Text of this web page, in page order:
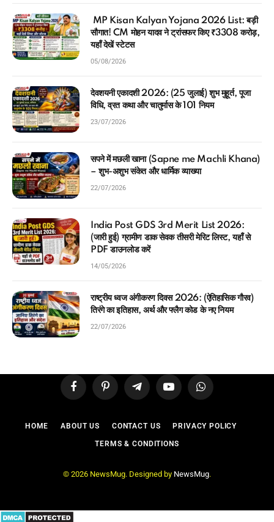
MP Kisan Kalyan Yojana 2026 List: बड़ी
सौगात! CM मोहन यादव ने ट्रांसफर किए ₹3308 करोड़,
यहाँ देखें स्टेटस
05/08/2026
देवशयनी एकादशी 2026: (25 जुलाई) शुभ मुहूर्त, पूजा
विधि, व्रत कथा और चातुर्मास के 101 नियम
23/07/2026
सपने में मछली खाना (Sapne me Machli Khana)
– शुभ-अशुभ संकेत और धार्मिक व्याख्या
22/07/2026
India Post GDS 3rd Merit List 2026:
(जारी हुई) ग्रामीण डाक सेवक तीसरी मेरिट लिस्ट, यहाँ से
PDF डाउनलोड करें
14/05/2026
राष्ट्रीय ध्वज अंगीकरण दिवस 2026: (ऐतिहासिक गौरव)
तिरंगे का इतिहास, अर्थ और फ्लैग कोड के नए नियम
22/07/2026
FacebookPinterest TelegramYouTubeWhatsApp
HOME ABOUT US CONTACT US PRIVACY POLICY
TERMS & CONDITIONS
© 2026 NewsMug. Designed by NewsMug.